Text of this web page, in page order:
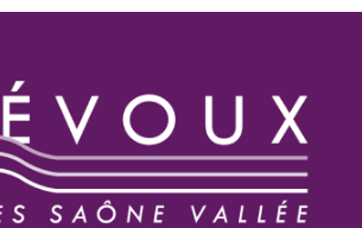
Facebook
TwitterLinkedIn
email